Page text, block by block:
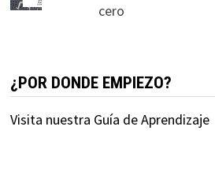
cero
¿POR DONDE EMPIEZO?
Visita nuestra Guía de Aprendizaje